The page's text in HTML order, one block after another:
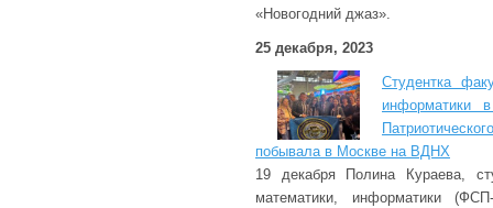
«Новогодний джаз».
25 декабря, 2023
Студентка
информатики
побывала в Москве на ВДНХ
19 декабря Полина Кураева,
математики, информатики